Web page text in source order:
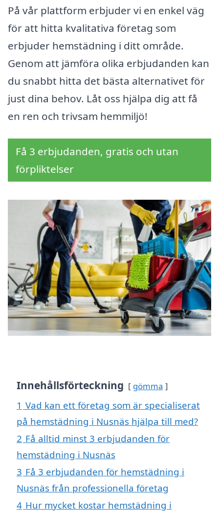
På vår plattform erbjuder vi en enkel väg
för att hitta kvalitativa företag som
erbjuder hemstädning i ditt område.
Genom att jämföra olika erbjudanden kan
du snabbt hitta det bästa alternativet för
just dina behov. Låt oss hjälpa dig att få
en ren och trivsam hemmiljö!
Få 3 erbjudanden, gratis och utan
förpliktelser
Innehållsförteckning gömma
1 Vad kan ett företag som är specialiserat
på hemstädning i Nusnäs hjälpa till med?
2 Få alltid minst 3 erbjudanden för
hemstädning i Nusnäs
3 Få 3 erbjudanden för hemstädning i
Nusnäs från professionella företag
4 Hur mycket kostar hemstädning i